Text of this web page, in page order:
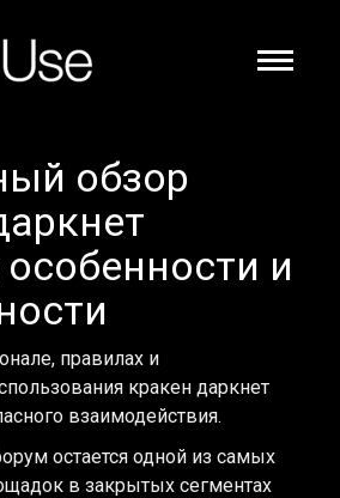
обзор
и
правилах и
кракен даркнет
взаимодействия.
остается одной из самых
в закрытых сегментах